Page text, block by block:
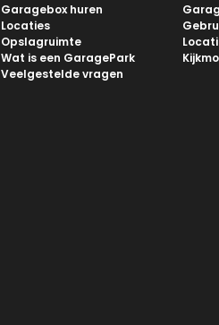
Garagebox huren
Locaties
Opslagruimte
Wat is een GaragePark
Veelgestelde vragen